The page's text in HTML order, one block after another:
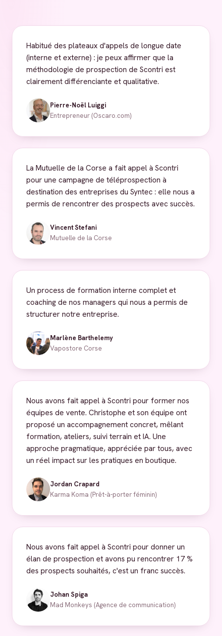
Habitué des plateaux d'appels de longue date
(interne et externe) : je peux affirmer que la
méthodologie de prospection de Scontri est
clairement différenciante et qualitative.
Pierre-Noël Luiggi
Entrepreneur (Oscaro.com)
La Mutuelle de la Corse a fait appel à Scontri
pour une campagne de téléprospection à
destination des entreprises du Syntec : elle nous a
permis de rencontrer des prospects avec succès.
Vincent Stefani
Mutuelle de la Corse
Un process de formation interne complet et
coaching de nos managers qui nous a permis de
structurer notre entreprise.
Marlène Barthelemy
Vapostore Corse
Nous avons fait appel à Scontri pour former nos
équipes de vente. Christophe et son équipe ont
proposé un accompagnement concret, mêlant
formation, ateliers, suivi terrain et IA. Une
approche pragmatique, appréciée par tous, avec
un réel impact sur les pratiques en boutique.
Jordan Crapard
Karma Koma (Prêt-à-porter féminin)
Nous avons fait appel à Scontri pour donner un
élan de prospection et avons pu rencontrer 17 %
des prospects souhaités, c'est un franc succès.
Johan Spiga
Mad Monkeys (Agence de communication)